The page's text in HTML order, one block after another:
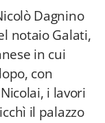
Dagnino
notaio Galati,
in cui
con
i lavori
il palazzo